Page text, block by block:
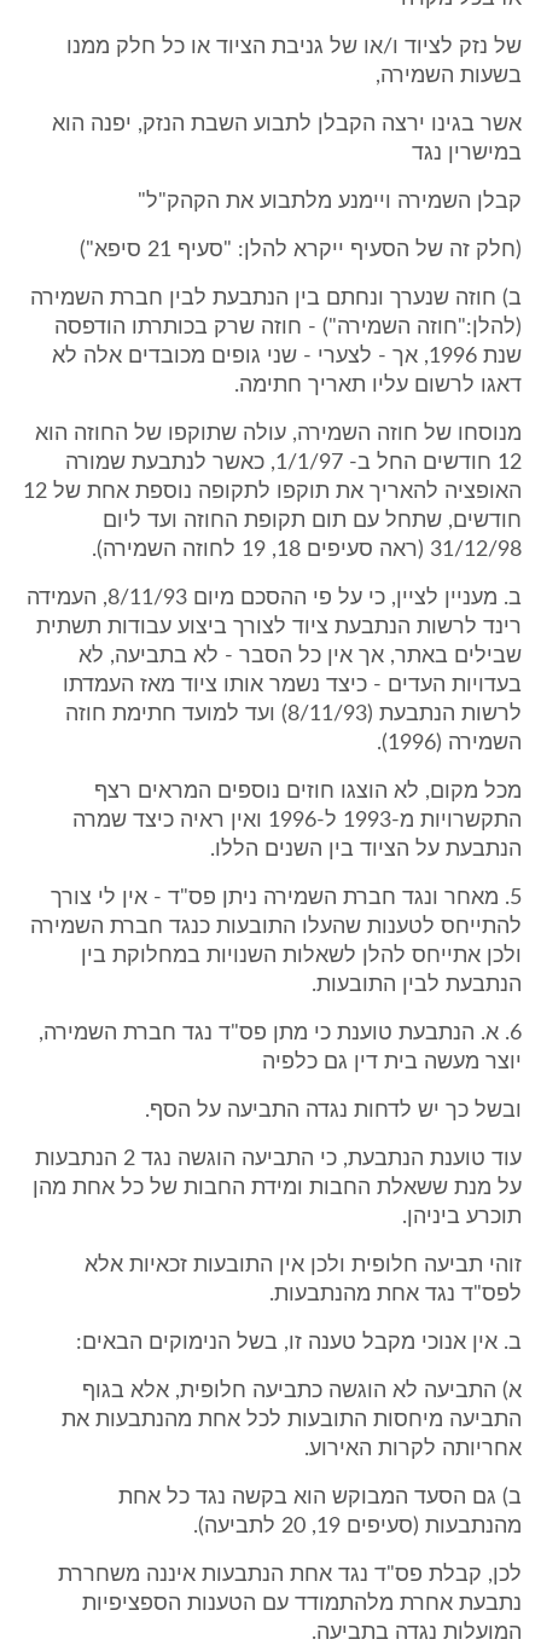
של נזק לציוד ו/או של גניבת הציוד או כל חלק ממנו
בשעות השמירה,
אשר בגינו ירצה הקבלן לתבוע השבת הנזק, יפנה הוא
במישרין נגד
קבלן השמירה ויימנע מלתבוע את הקהק"ל"
(חלק זה של הסעיף ייקרא להלן: "סעיף 21 סיפא")
ב) חוזה שנערך ונחתם בין הנתבעת לבין חברת השמירה
(להלן:"חוזה השמירה") - חוזה שרק בכותרתו הודפסה
שנת 1996, אך - לצערי - שני גופים מכובדים אלה לא
דאגו לרשום עליו תאריך חתימה.
מנוסחו של חוזה השמירה, עולה שתוקפו של החוזה הוא
12 חודשים החל ב- 1/1/97, כאשר לנתבעת שמורה
האופציה להאריך את תוקפו לתקופה נוספת אחת של 12
חודשים, שתחל עם תום תקופת החוזה ועד ליום
31/12/98 (ראה סעיפים 18, 19 לחוזה השמירה).
ב. מעניין לציין, כי על פי ההסכם מיום 8/11/93, העמידה
רינד לרשות הנתבעת ציוד לצורך ביצוע עבודות תשתית
שבילים באתר, אך אין כל הסבר - לא בתביעה, לא
בעדויות העדים - כיצד נשמר אותו ציוד מאז העמדתו
לרשות הנתבעת (8/11/93) ועד למועד חתימת חוזה
השמירה (1996).
מכל מקום, לא הוצגו חוזים נוספים המראים רצף
התקשרויות מ-1993 ל-1996 ואין ראיה כיצד שמרה
הנתבעת על הציוד בין השנים הללו.
5. מאחר ונגד חברת השמירה ניתן פס"ד - אין לי צורך
להתייחס לטענות שהעלו התובעות כנגד חברת השמירה
ולכן אתייחס להלן לשאלות השנויות במחלוקת בין
הנתבעת לבין התובעות.
6. א. הנתבעת טוענת כי מתן פס"ד נגד חברת השמירה,
יוצר מעשה בית דין גם כלפיה
ובשל כך יש לדחות נגדה התביעה על הסף.
עוד טוענת הנתבעת, כי התביעה הוגשה נגד 2 הנתבעות
על מנת ששאלת החבות ומידת החבות של כל אחת מהן
תוכרע ביניהן.
זוהי תביעה חלופית ולכן אין התובעות זכאיות אלא
לפס"ד נגד אחת מהנתבעות.
ב. אין אנוכי מקבל טענה זו, בשל הנימוקים הבאים:
א) התביעה לא הוגשה כתביעה חלופית, אלא בגוף
התביעה מיחסות התובעות לכל אחת מהנתבעות את
אחריותה לקרות האירוע.
ב) גם הסעד המבוקש הוא בקשה נגד כל אחת
מהנתבעות (סעיפים 19, 20 לתביעה).
לכן, קבלת פס"ד נגד אחת הנתבעות איננה משחררת
נתבעת אחרת מלהתמודד עם הטענות הספציפיות
המועלות נגדה בתביעה.